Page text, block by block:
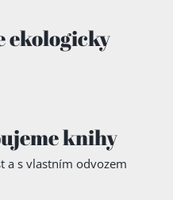
ekologicky
knihy
a s vlastním odvozem